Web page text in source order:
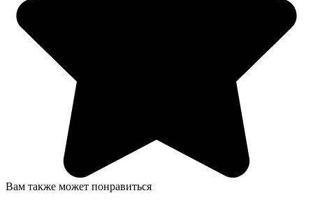
Вам также может понравиться